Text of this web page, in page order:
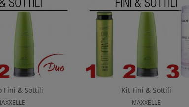
Fini & Sottili Kit Fini & Sottili
MAXXELLE